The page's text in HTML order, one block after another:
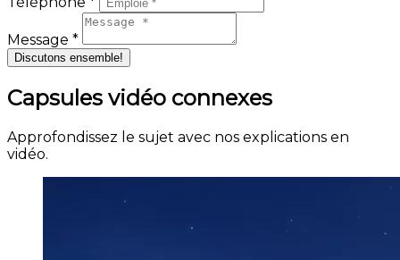
Message *
Discutons ensemble!
Capsules vidéo connexes
Approfondissez le sujet avec nos explications en
vidéo.